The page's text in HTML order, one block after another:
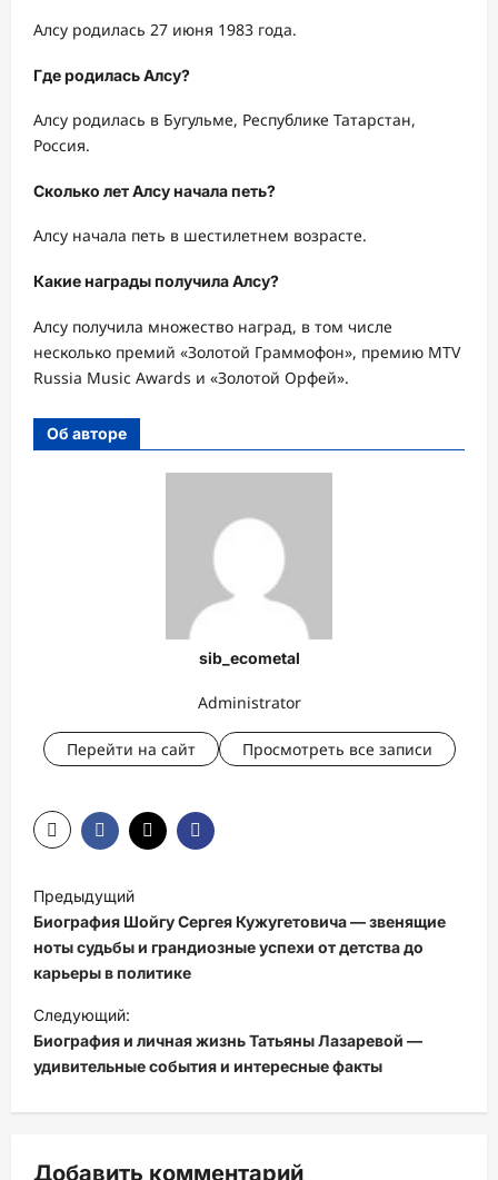
Алсу родилась 27 июня 1983 года.
Где родилась Алсу?
Алсу родилась в Бугульме, Республике Татарстан,
Россия.
Сколько лет Алсу начала петь?
Алсу начала петь в шестилетнем возрасте.
Какие награды получила Алсу?
Алсу получила множество наград, в том числе
несколько премий «Золотой Граммофон», премию MTV
Russia Music Awards и «Золотой Орфей».
Об авторе
sib_ecometal
Administrator
Перейти на сайт Просмотреть все записи
Н
а
в
и
г
а
я
Предыдущий
Биография Шойгу Сергея Кужугетовича — звенящие
ноты судьбы и грандиозные успехи от детства до
карьеры в политике
Следующий:
Биография и личная жизнь Татьяны Лазаревой —
удивительные события и интересные факты
Добавить комментарий